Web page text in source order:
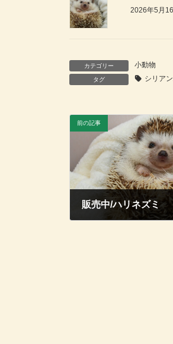
2026年5月
カテゴリー 小動物
タグ シリア
前の記事
販売中/ハリネズミ